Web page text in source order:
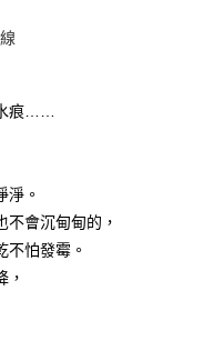
的支付方式。 讓您購物簡單
值。
帳。
將跳轉至「AFTEE先享後付」
完成結帳。
訊。
中的連結，可透過四大超商／
為交易完成。
但若您需要取消訂單，請聯絡
痕……
淨。
會沉甸甸的，
不怕發霉。
，